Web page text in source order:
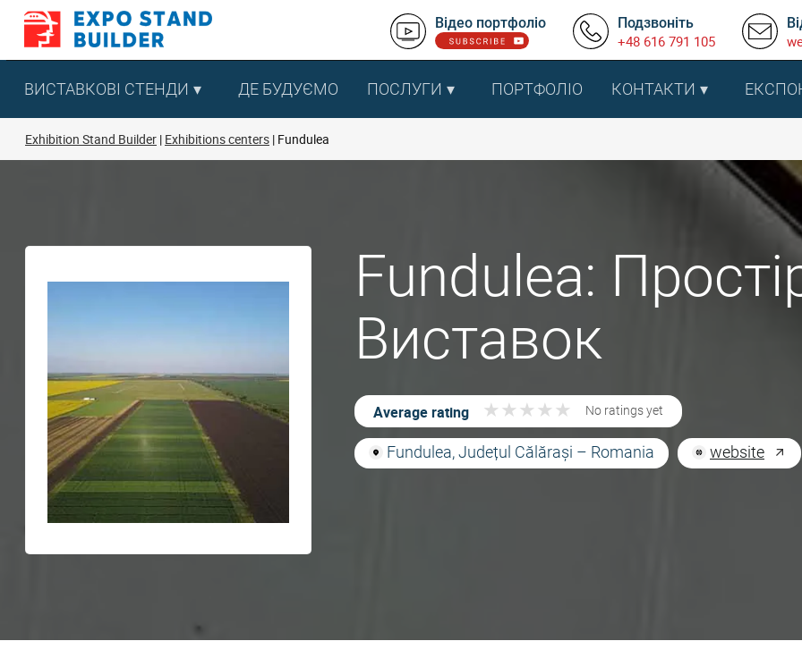
Перейти
змісту
Відео портфоліо Подзвоніть
+48 616 791 105
ВИСТАВКОВІ СТЕНДИ ДЕ БУДУЄМО ПОСЛУГИ ПОРТФОЛІО КОНТАКТИ
Exhibition Stand Builder Exhibitions centers Fundulea
Fundulea:
Виставок
Average rating ★ ★ ★ ★ ★
★ ★ ★ ★ ★ No ratings yet
Fundulea, Județul Călărași – Romania website